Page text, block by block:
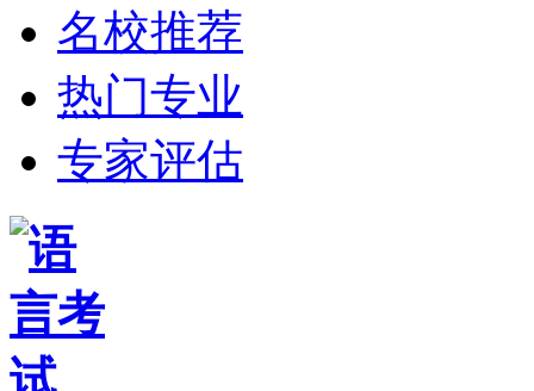
名校推荐
热门专业
专家评估